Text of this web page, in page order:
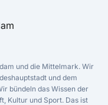
und die Mittelmark. Wir
und dem
bündeln das Wissen der
Kultur und Sport. Das ist